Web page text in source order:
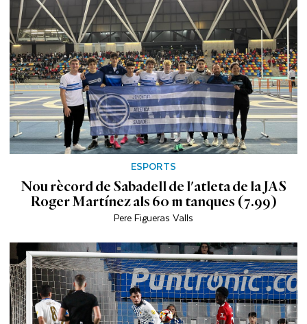
ESPORTS
Nou rècord de Sabadell de l'atleta de la JAS
Roger Martínez als 60 m tanques (7.99)
Pere Figueras Valls